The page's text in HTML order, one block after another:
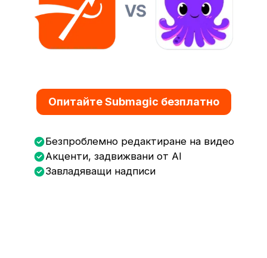
Опитайте Submagic безплатно
Безпроблемно редактиране на видео
Акценти, задвижвани от AI
Завладяващи надписи